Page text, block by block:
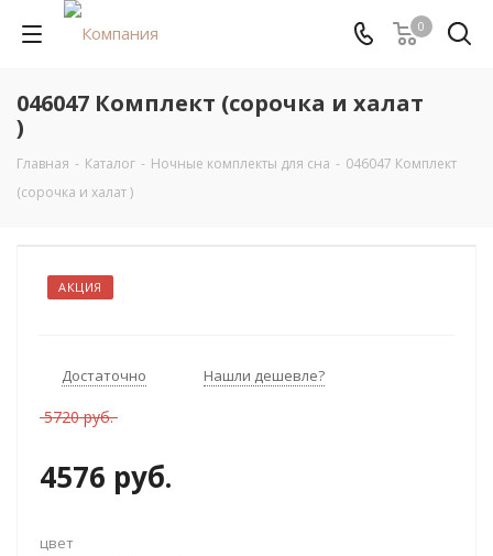
0
046047 Комплект (сорочка и халат
)
Главная - Каталог - Ночные комплекты для сна - 046047 Комплект
(сорочка и халат )
АКЦИЯ
Достаточно Нашли дешевле?
5720 руб.
4576 руб.
цвет